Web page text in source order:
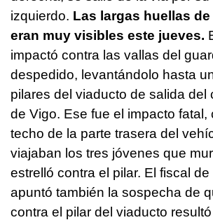
izquierdo. Las largas huellas
eran muy visibles este jueves.
impactó contra las vallas del
despedido, levantándolo hasta
pilares del viaducto de salida del
de Vigo. Ese fue el impacto fatal,
techo de la parte trasera del
viajaban los tres jóvenes que
estrelló contra el pilar. El fiscal
apuntó también la sospecha de
contra el pilar del viaducto